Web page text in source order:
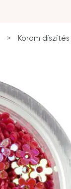
> Köröm díszítés